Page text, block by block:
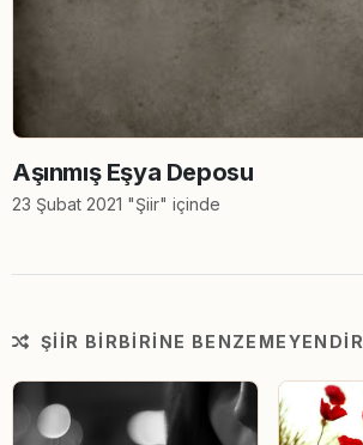
Aşınmış Eşya Deposu
23 Şubat 2021 "Şiir" içinde
ŞIIR BIRBIRINE BENZEMEYENDIR